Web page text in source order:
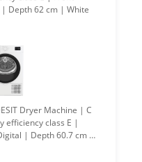
Depth 62 cm | White
efficiency class E |
| Depth 60.7 cm |